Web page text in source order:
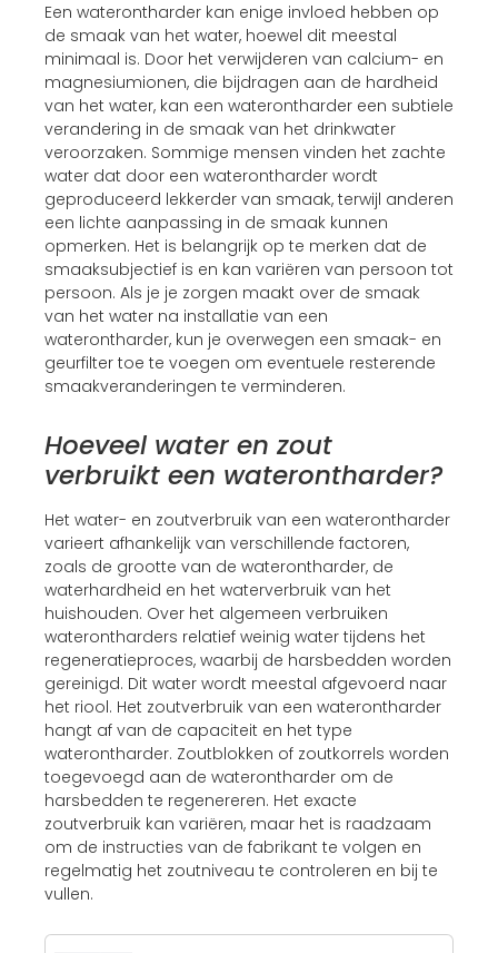
Een waterontharder kan enige invloed hebben op
de smaak van het water, hoewel dit meestal
minimaal is. Door het verwijderen van calcium- en
magnesiumionen, die bijdragen aan de hardheid
van het water, kan een waterontharder een subtiele
verandering in de smaak van het drinkwater
veroorzaken. Sommige mensen vinden het zachte
water dat door een waterontharder wordt
geproduceerd lekkerder van smaak, terwijl anderen
een lichte aanpassing in de smaak kunnen
opmerken. Het is belangrijk op te merken dat de
smaaksubjectief is en kan variëren van persoon tot
persoon. Als je je zorgen maakt over de smaak
van het water na installatie van een
waterontharder, kun je overwegen een smaak- en
geurfilter toe te voegen om eventuele resterende
smaakveranderingen te verminderen.
Hoeveel water en zout
verbruikt een waterontharder?
Het water- en zoutverbruik van een waterontharder
varieert afhankelijk van verschillende factoren,
zoals de grootte van de waterontharder, de
waterhardheid en het waterverbruik van het
huishouden. Over het algemeen verbruiken
waterontharders relatief weinig water tijdens het
regeneratieproces, waarbij de harsbedden worden
gereinigd. Dit water wordt meestal afgevoerd naar
het riool. Het zoutverbruik van een waterontharder
hangt af van de capaciteit en het type
waterontharder. Zoutblokken of zoutkorrels worden
toegevoegd aan de waterontharder om de
harsbedden te regenereren. Het exacte
zoutverbruik kan variëren, maar het is raadzaam
om de instructies van de fabrikant te volgen en
regelmatig het zoutniveau te controleren en bij te
vullen.